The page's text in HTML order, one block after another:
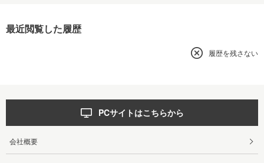
最近閲覧した履歴
履歴を残さない
PCサイトはこちらから
会社概要